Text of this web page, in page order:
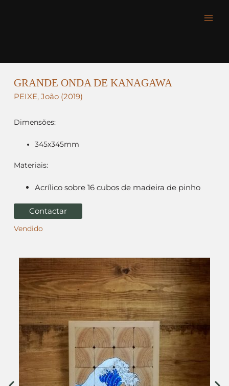
GRANDE ONDA DE KANAGAWA
PEIXE, João (2019)
Dimensões:
345x345mm
Materiais:
Acrílico sobre 16 cubos de madeira de pinho
Contactar
Vendido